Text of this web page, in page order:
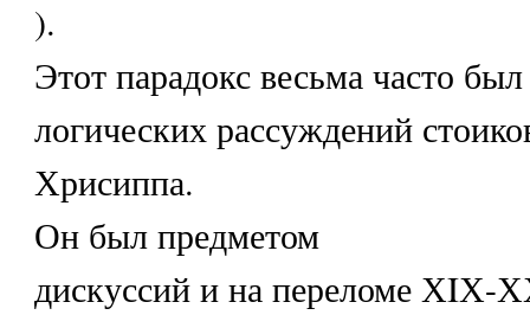
).
Этот парадокс весьма часто
логических рассуждений
Хрисиппа.
Он был предметом
дискуссий и на переломе ХIХ-